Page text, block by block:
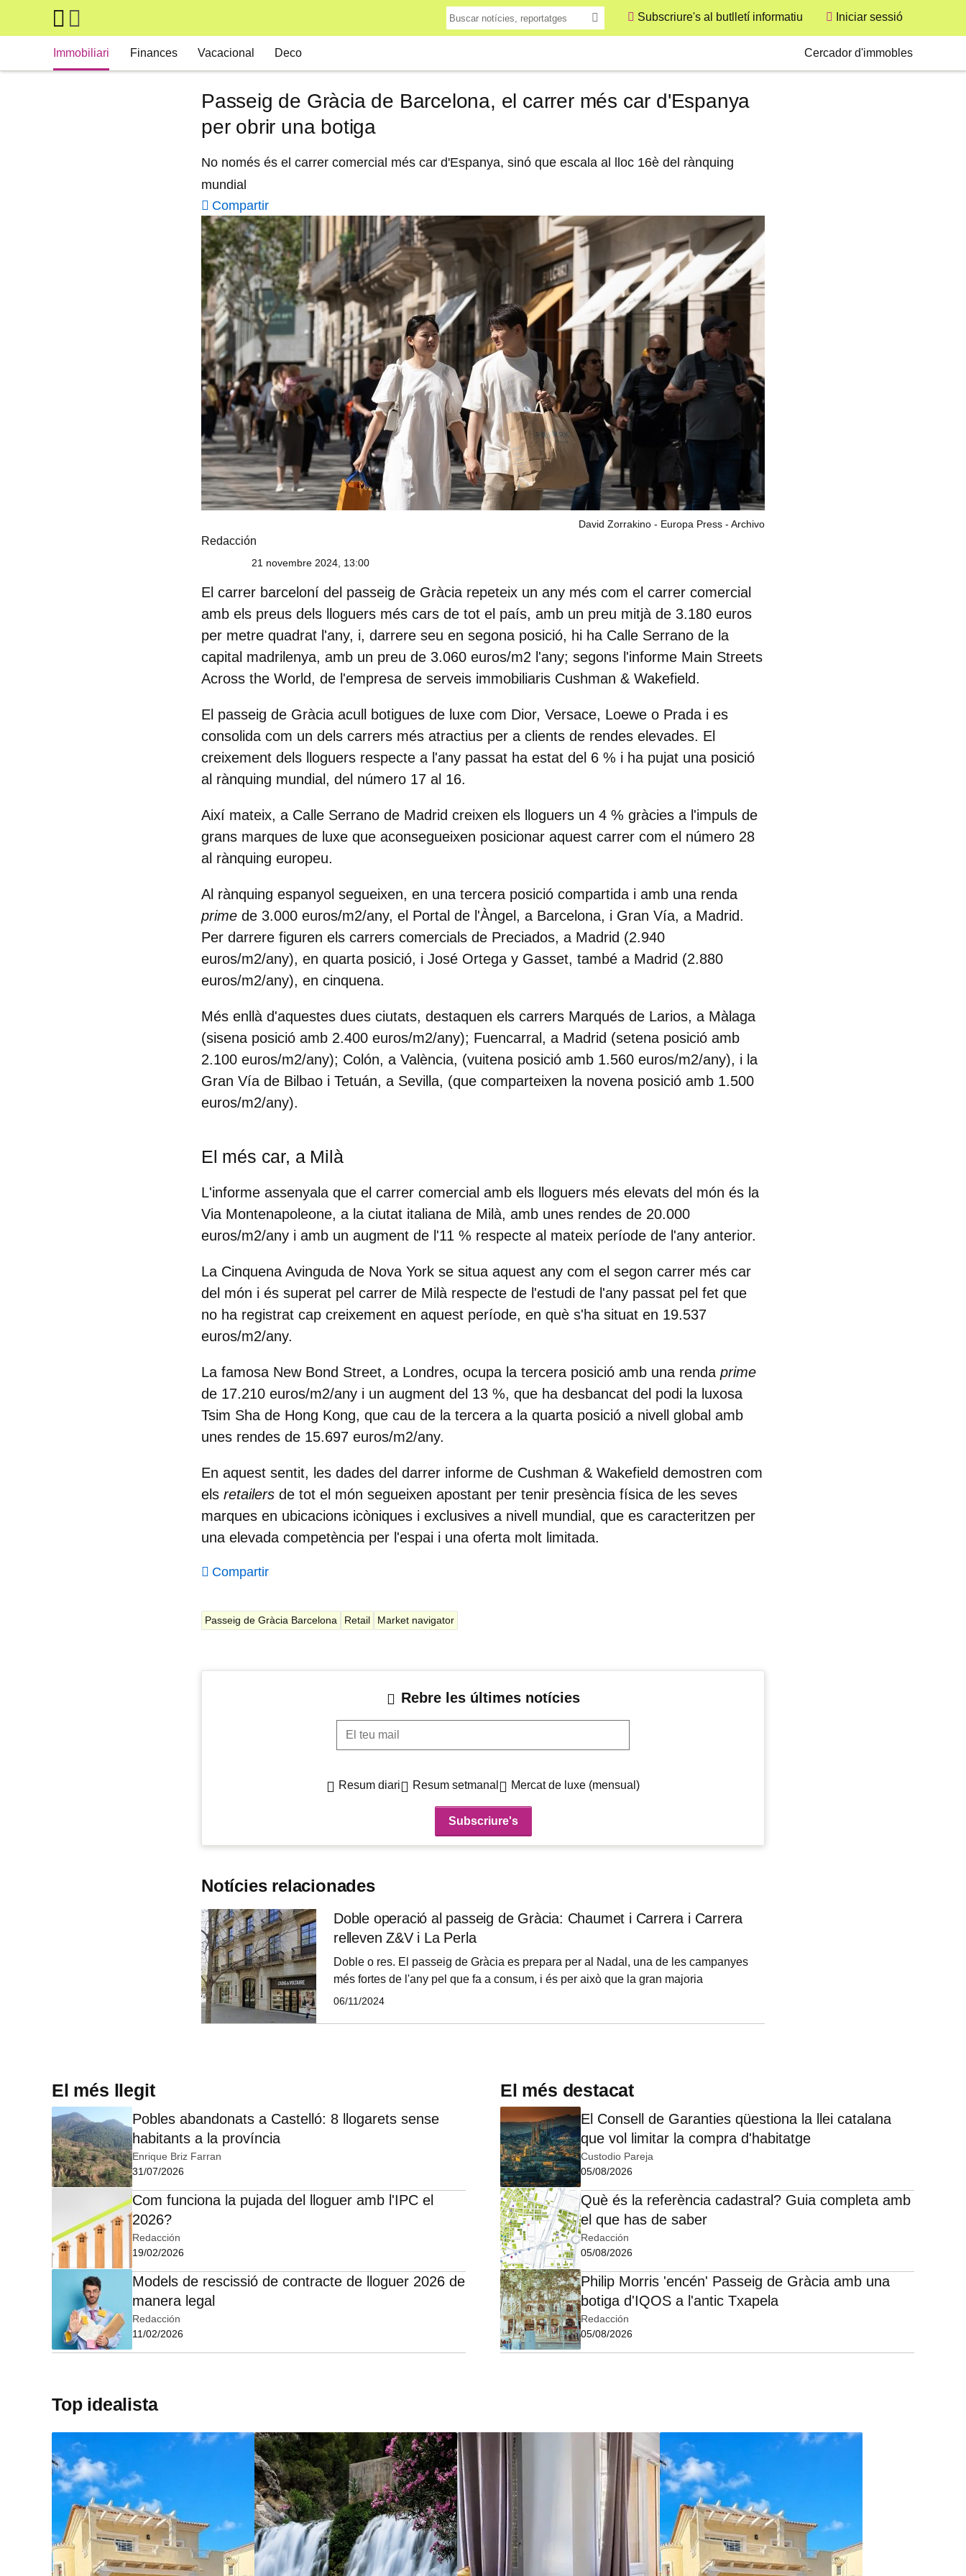
Skip to main content
Subscriure's al butlletí informatiu
User
Iniciar sessió
Immobiliari Finances Vacacional Deco Cercador d'immobles
Passeig de Gràcia de Barcelona, el carrer més car d'Espanya
per obrir una botiga
No només és el carrer comercial més car d'Espanya, sinó que escala al lloc 16è del rànquing
mundial
Compartir
David Zorrakino - Europa Press - Archivo
Redacción
21 novembre 2024, 13:00
El carrer barceloní del passeig de Gràcia repeteix un any més com el carrer comercial
amb els preus dels lloguers més cars de tot el país, amb un preu mitjà de 3.180 euros
per metre quadrat l'any, i, darrere seu en segona posició, hi ha Calle Serrano de la
capital madrilenya, amb un preu de 3.060 euros/m2 l'any; segons l'informe Main Streets
Across the World, de l'empresa de serveis immobiliaris Cushman & Wakefield.
El passeig de Gràcia acull botigues de luxe com Dior, Versace, Loewe o Prada i es
consolida com un dels carrers més atractius per a clients de rendes elevades. El
creixement dels lloguers respecte a l'any passat ha estat del 6 % i ha pujat una posició
al rànquing mundial, del número 17 al 16.
Així mateix, a Calle Serrano de Madrid creixen els lloguers un 4 % gràcies a l'impuls de
grans marques de luxe que aconsegueixen posicionar aquest carrer com el número 28
al rànquing europeu.
Al rànquing espanyol segueixen, en una tercera posició compartida i amb una renda
prime de 3.000 euros/m2/any, el Portal de l'Àngel, a Barcelona, i Gran Vía, a Madrid.
Per darrere figuren els carrers comercials de Preciados, a Madrid (2.940
euros/m2/any), en quarta posició, i José Ortega y Gasset, també a Madrid (2.880
euros/m2/any), en cinquena.
Més enllà d'aquestes dues ciutats, destaquen els carrers Marqués de Larios, a Màlaga
(sisena posició amb 2.400 euros/m2/any); Fuencarral, a Madrid (setena posició amb
2.100 euros/m2/any); Colón, a València, (vuitena posició amb 1.560 euros/m2/any), i la
Gran Vía de Bilbao i Tetuán, a Sevilla, (que comparteixen la novena posició amb 1.500
euros/m2/any).
El més car, a Milà
L'informe assenyala que el carrer comercial amb els lloguers més elevats del món és la
Via Montenapoleone, a la ciutat italiana de Milà, amb unes rendes de 20.000
euros/m2/any i amb un augment de l'11 % respecte al mateix període de l'any anterior.
La Cinquena Avinguda de Nova York se situa aquest any com el segon carrer més car
del món i és superat pel carrer de Milà respecte de l'estudi de l'any passat pel fet que
no ha registrat cap creixement en aquest període, en què s'ha situat en 19.537
euros/m2/any.
La famosa New Bond Street, a Londres, ocupa la tercera posició amb una renda prime
de 17.210 euros/m2/any i un augment del 13 %, que ha desbancat del podi la luxosa
Tsim Sha de Hong Kong, que cau de la tercera a la quarta posició a nivell global amb
unes rendes de 15.697 euros/m2/any.
En aquest sentit, les dades del darrer informe de Cushman & Wakefield demostren com
els retailers de tot el món segueixen apostant per tenir presència física de les seves
marques en ubicacions icòniques i exclusives a nivell mundial, que es caracteritzen per
una elevada competència per l'espai i una oferta molt limitada.
Compartir
Passeig de Gràcia Barcelona Retail Market navigator
Rebre les últimes notícies
El teu mail
Resum diari Resum setmanal Mercat de luxe (mensual)
Notícies relacionades
Doble operació al passeig de Gràcia: Chaumet i Carrera i Carrera
relleven Z&V i La Perla
Doble o res. El passeig de Gràcia es prepara per al Nadal, una de les campanyes
més fortes de l'any pel que fa a consum, i és per això que la gran majoria
d'operadors que volen aterrar a aquest carrer s'afanyen a tancar els acords que els
06/11/2024
El més llegit
Pobles abandonats a Castelló: 8 llogarets sense
habitants a la província
Enrique Briz Farran
31/07/2026
Com funciona la pujada del lloguer amb l'IPC el
2026?
Redacción
19/02/2026
Models de rescissió de contracte de lloguer 2026 de
manera legal
Redacción
11/02/2026
El més destacat
El Consell de Garanties qüestiona la llei catalana
que vol limitar la compra d'habitatge
Custodio Pareja
05/08/2026
Què és la referència cadastral? Guia completa amb
el que has de saber
Redacción
05/08/2026
Philip Morris 'encén' Passeig de Gràcia amb una
botiga d'IQOS a l'antic Txapela
Redacción
05/08/2026
Top idealista